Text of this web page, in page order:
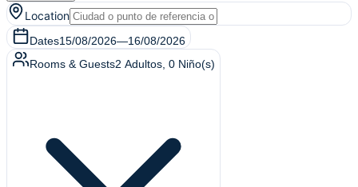
Location
Dates15/08/2026—16/08/2026
Rooms & Guests2 Adultos 0 Niño(s)